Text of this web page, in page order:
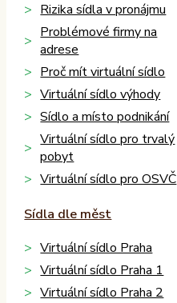
Rizika sídla v pronájmu
Problémové firmy na
adrese
Proč mít virtuální sídlo
Virtuální sídlo výhody
Sídlo a místo podnikání
Virtuální sídlo pro trvalý
pobyt
Virtuální sídlo pro OSVČ
Sídla dle měst
Virtuální sídlo Praha
Virtuální sídlo Praha 1
Virtuální sídlo Praha 2